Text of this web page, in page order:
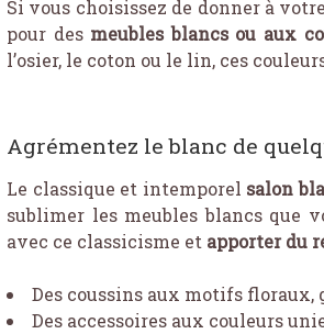
Si vous choisissez de donner à
pour des meubles blancs ou aux
l’osier, le coton ou le lin, ces
Agrémentez le blanc de
Le classique et intemporel salon
sublimer les meubles blancs que
avec ce classicisme et apporter du
Des coussins aux motifs floraux,
Des accessoires aux couleurs